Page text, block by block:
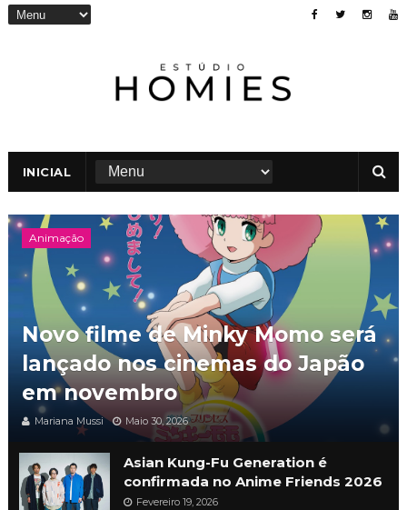
INICIAL
Animação
Novo filme de Minky Momo será
lançado nos cinemas do Japão
em novembro
Mariana Mussi Maio 30, 2026
Asian Kung-Fu Generation é
confirmada no Anime Friends 2026
Fevereiro 19, 2026